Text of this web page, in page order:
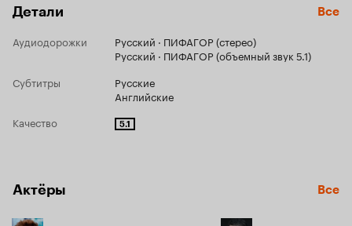
Детали Все
Аудиодорожки
Русский · ПИФАГОР (стерео)
Русский · ПИФАГОР (объемный звук 5.1)
Субтитры
Русские
Английские
Качество
5.1
Актёры Все